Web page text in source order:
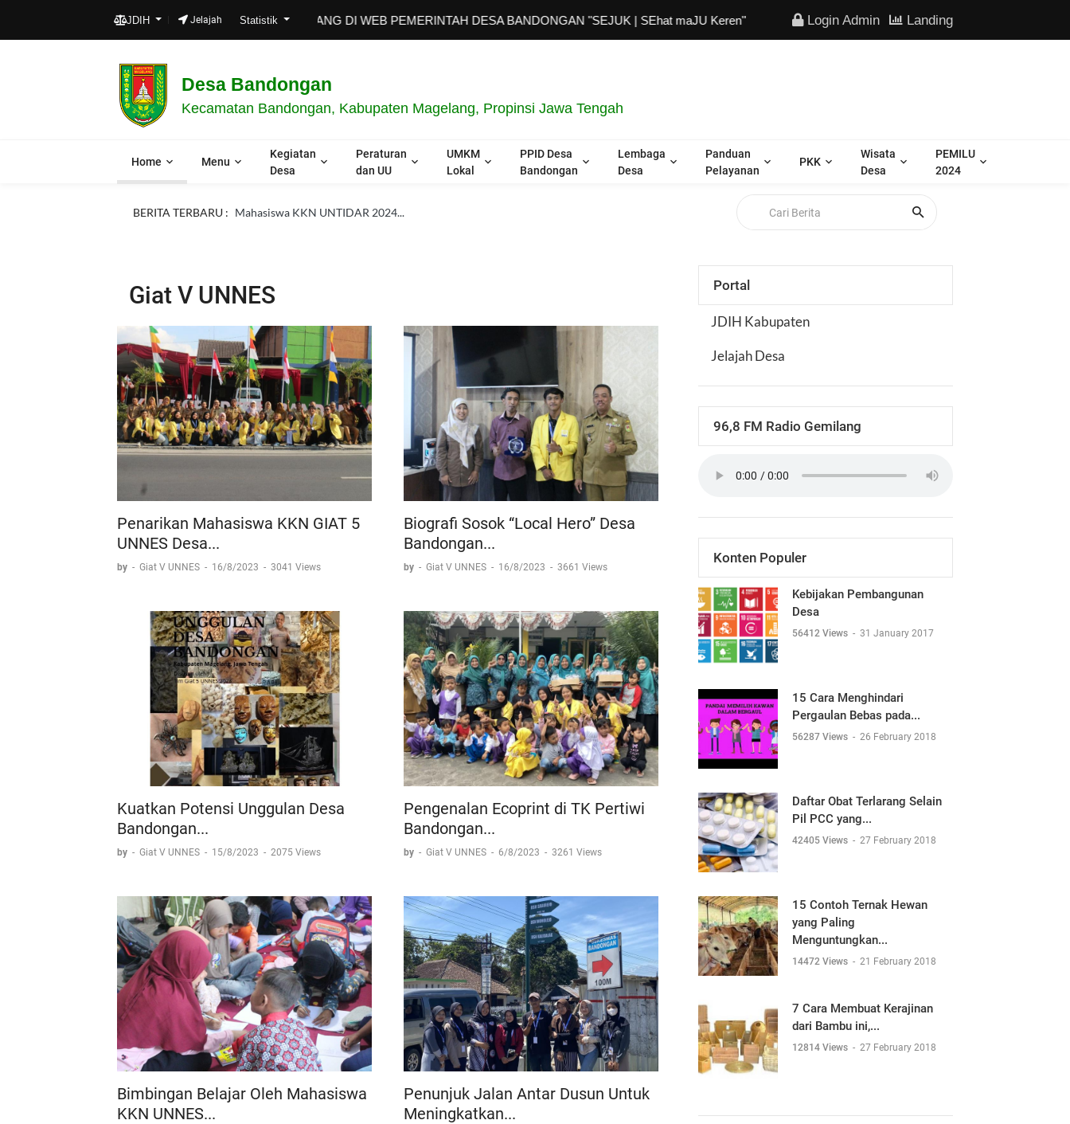
JDIH Jelajah Statistik
SELAMAT DATANG DI WEB PEMERINTAH DESA BANDONGAN "SEJUK | SEhat maJU Keren" Login Admin Landing
Desa Bandongan
Kecamatan Bandongan, Kabupaten Magelang, Propinsi Jawa Tengah
Home Menu
Kegiatan
Desa
Peraturan
dan UU
UMKM
Lokal
PPID Desa
Bandongan
Lembaga
Desa
Panduan
Pelayanan
PKK
Wisata
Desa
PEMILU
2024
BERITA TERBARU : Mahasiswa KKN UNTIDAR 2024...
Giat V UNNES
Penarikan Mahasiswa KKN GIAT 5
UNNES Desa...
by - Giat V UNNES - 16/8/2023 - 3041 Views
Biografi Sosok “Local Hero” Desa
Bandongan...
by - Giat V UNNES - 16/8/2023 - 3661 Views
Kuatkan Potensi Unggulan Desa
Bandongan...
by - Giat V UNNES - 15/8/2023 - 2075 Views
Pengenalan Ecoprint di TK Pertiwi
Bandongan...
by - Giat V UNNES - 6/8/2023 - 3261 Views
Bimbingan Belajar Oleh Mahasiswa
KKN UNNES...
Penunjuk Jalan Antar Dusun Untuk
Meningkatkan...
Portal
JDIH Kabupaten
Jelajah Desa
96,8 FM Radio Gemilang
Konten Populer
Kebijakan Pembangunan
Desa
56412 Views - 31 January 2017
15 Cara Menghindari
Pergaulan Bebas pada...
56287 Views - 26 February 2018
Daftar Obat Terlarang Selain
Pil PCC yang...
42405 Views - 27 February 2018
15 Contoh Ternak Hewan
yang Paling
Menguntungkan...
14472 Views - 21 February 2018
7 Cara Membuat Kerajinan
dari Bambu ini,...
12814 Views - 27 February 2018